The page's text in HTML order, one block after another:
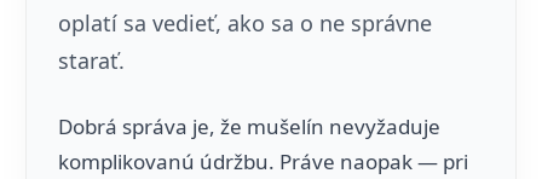
oplatí sa vedieť, ako sa o ne správne
starať.
Dobrá správa je, že mušelín nevyžaduje
komplikovanú údržbu. Práve naopak — pri